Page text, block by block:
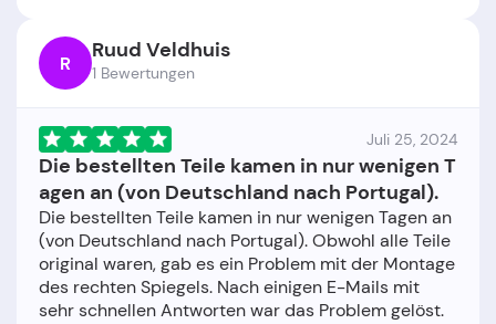
R Ruud Veldhuis
1 Bewertungen
Juli 25, 2024
Die bestellten Teile kamen in nur wenigen T
agen an (von Deutschland nach Portugal).
Die bestellten Teile kamen in nur wenigen Tagen an
(von Deutschland nach Portugal). Obwohl alle Teile
original waren, gab es ein Problem mit der Montage
des rechten Spiegels. Nach einigen E-Mails mit
sehr schnellen Antworten war das Problem gelöst.